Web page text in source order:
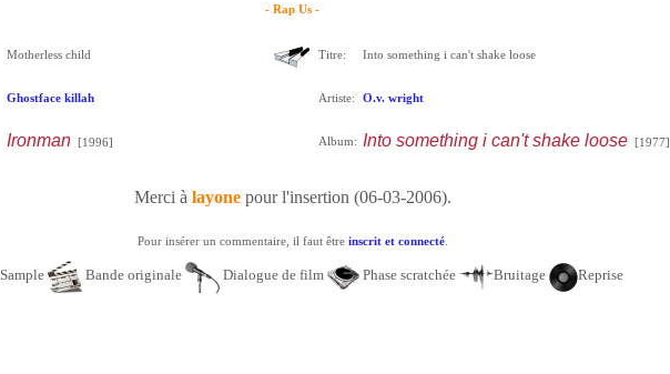
- Rap Us -
Motherless child
Ghostface killah
Ironman[1996]
Titre: Into something i can't shake loose
Artiste: O.v. wright
Album: Into something i can't shake loose[1977]
Merci à layonepour l'insertion (06-03-2006).
Pour insérer un commentaire, il faut être inscrit et connecté.
Sample Bande originale Dialogue de film Phase scratchée Bruitage Reprise